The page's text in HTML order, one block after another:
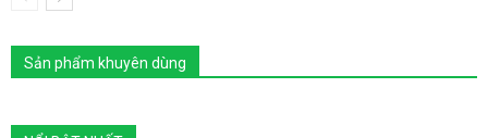
Sản phẩm khuyên dùng